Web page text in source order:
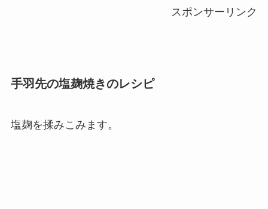
スポンサーリンク
手羽先の塩麹焼きのレシピ
塩麹を揉みこみます。